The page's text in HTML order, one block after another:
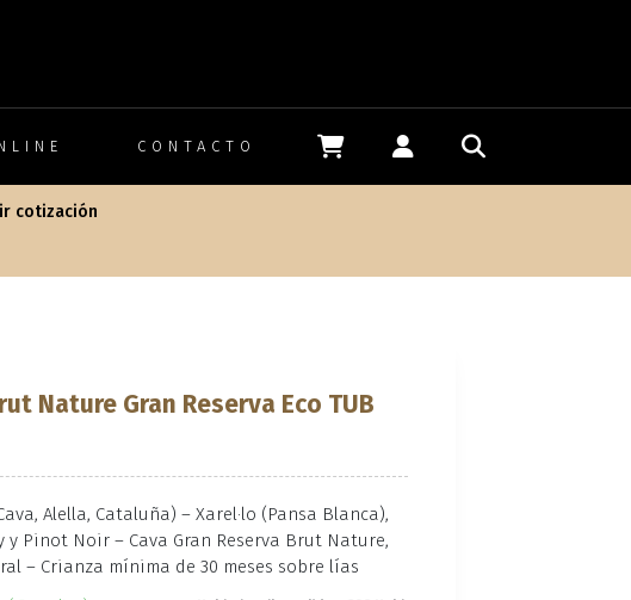
CONTACTO
cotización
Nature Gran Reserva Eco TUB
Alella, Cataluña) – Xarel·lo (Pansa Blanca),
y Pinot Noir – Cava Gran Reserva Brut Nature,
– Crianza mínima de 30 meses sobre lías